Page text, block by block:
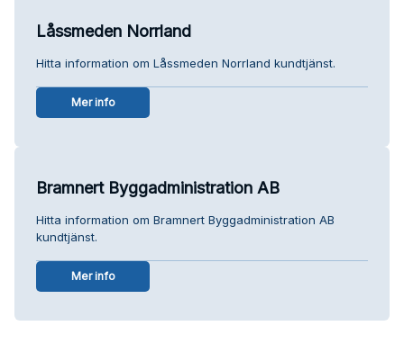
Låssmeden Norrland
Hitta information om Låssmeden Norrland kundtjänst.
Mer info
Bramnert Byggadministration AB
Hitta information om Bramnert Byggadministration AB
kundtjänst.
Mer info